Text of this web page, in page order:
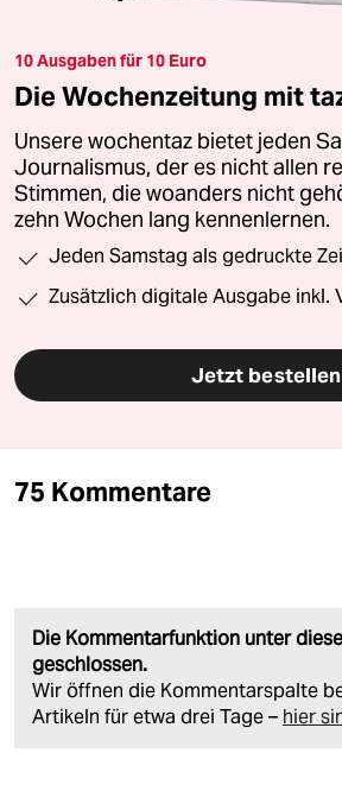
10 Ausgaben für 10 Euro
Die Wochenzeitung mit
Unsere wochentaz bietet jeden
Journalismus, der es nicht allen
Stimmen, die woanders nicht
zehn Wochen lang kennenlernen.
Jeden Samstag als gedruckte
Zusätzlich digitale Ausgabe inkl.
Jetzt bestellen
75 Kommentare
Die Kommentarfunktion unter
geschlossen.
Wir öffnen die Kommentarspalte
Artikeln für etwa drei Tage – hier